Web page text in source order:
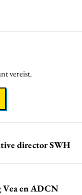
vereist.
director SWH
Vea en ADCN